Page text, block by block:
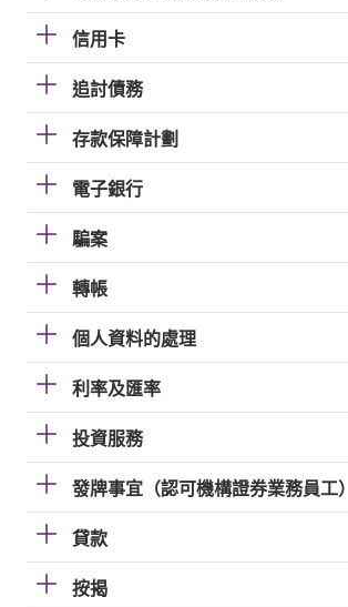
信用卡
追討債務
存款保障計劃
電子銀行
騙案
轉帳
個人資料的處理
利率及匯率
投資服務
發牌事宜（認可機構證券業務員工）
貸款
按揭